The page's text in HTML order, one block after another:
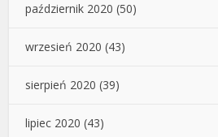
październik 2020 (50)
wrzesień 2020 (43)
sierpień 2020 (39)
lipiec 2020 (43)